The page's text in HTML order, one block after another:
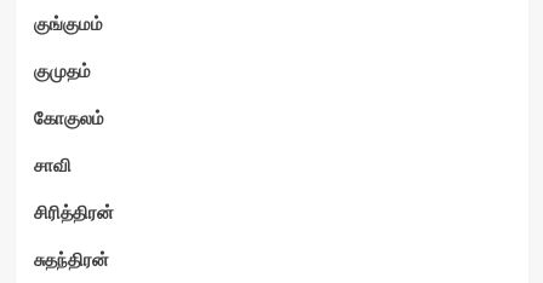
குங்குமம்
குமுதம்
கோகுலம்
சாவி
சிரித்திரன்
சுதந்திரன்